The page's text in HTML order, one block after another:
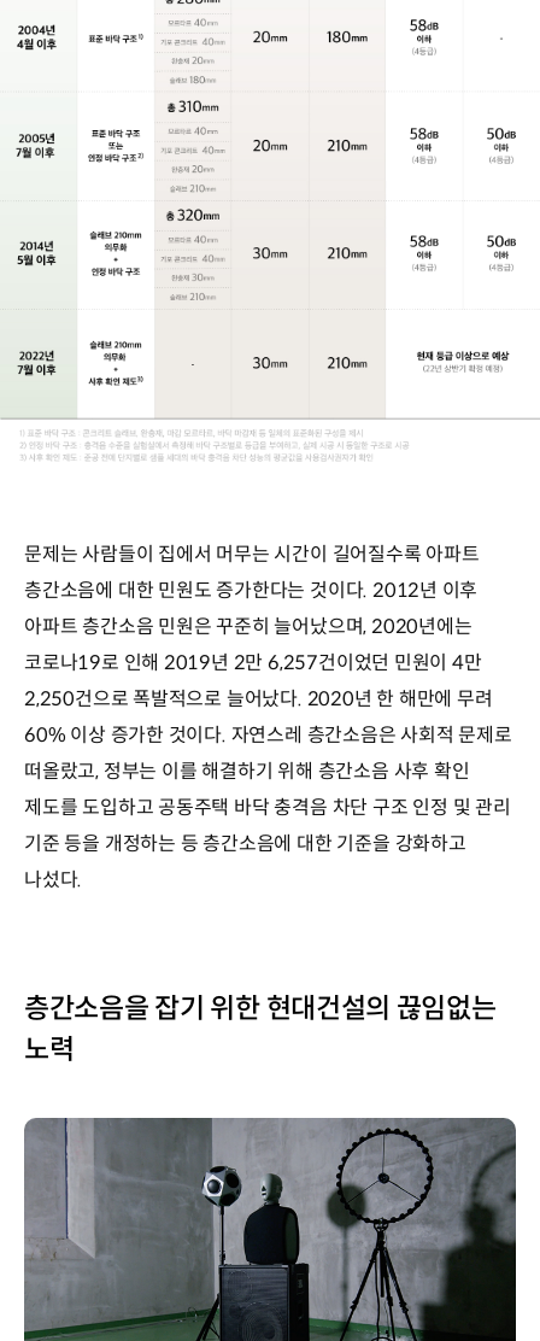
문제는 사람들이 집에서 머무는 시간이 길어질수록 아파트
층간소음에 대한 민원도 증가한다는 것이다. 2012년 이후
아파트 층간소음 민원은 꾸준히 늘어났으며, 2020년에는
코로나19로 인해 2019년 2만 6,257건이었던 민원이 4만
2,250건으로 폭발적으로 늘어났다. 2020년 한 해만에 무려
60% 이상 증가한 것이다. 자연스레 층간소음은 사회적 문제로
떠올랐고, 정부는 이를 해결하기 위해 층간소음 사후 확인
제도를 도입하고 공동주택 바닥 충격음 차단 구조 인정 및 관리
기준 등을 개정하는 등 층간소음에 대한 기준을 강화하고
나섰다.
층간소음을 잡기 위한 현대건설의 끊임없는
노력